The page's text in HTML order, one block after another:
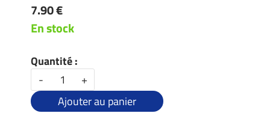
7.90 €
En stock
Quantité :
-
+
Ajouter au panier